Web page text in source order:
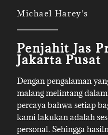
Michael Harey's
Penjahit Jas
Jakarta Pusat
Dengan pengalaman
malang melintang
percaya bahwa setiap
kami lakukan adalah
personal. Sehingga